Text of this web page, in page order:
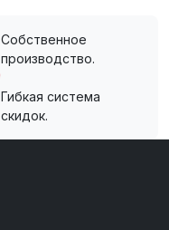
Собственное
производство.
Гибкая система
скидок.